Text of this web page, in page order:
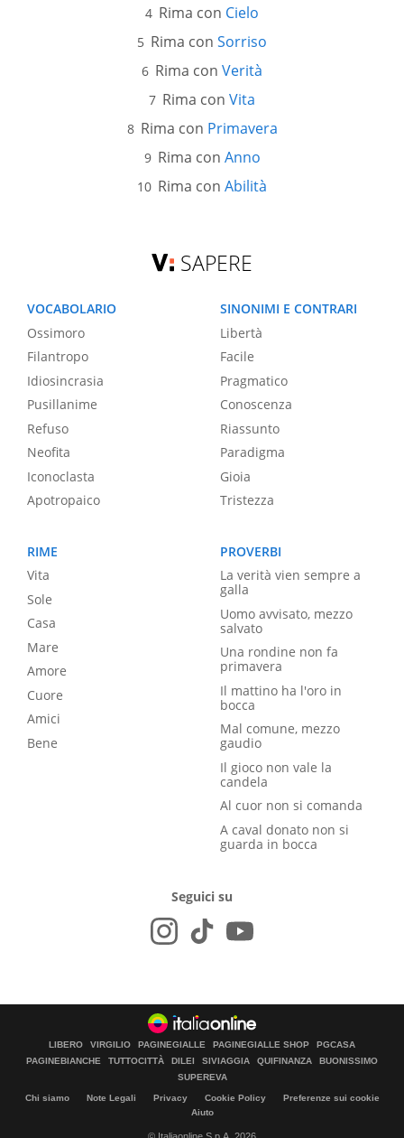
Rima con Cielo
Rima con Sorriso
Rima con Verità
Rima con Vita
Rima con Primavera
Rima con Anno
Rima con Abilità
SAPERE
VOCABOLARIO
Ossimoro
Filantropo
Idiosincrasia
Pusillanime
Refuso
Neofita
Iconoclasta
Apotropaico
SINONIMI E CONTRARI
Libertà
Facile
Pragmatico
Conoscenza
Riassunto
Paradigma
Gioia
Tristezza
RIME
Vita
Sole
Casa
Mare
Amore
Cuore
Amici
Bene
PROVERBI
La verità vien sempre a
galla
Uomo avvisato, mezzo
salvato
Una rondine non fa
primavera
Il mattino ha l'oro in
bocca
Mal comune, mezzo
gaudio
Il gioco non vale la
candela
Al cuor non si comanda
A caval donato non si
guarda in bocca
Seguici su
LIBERO VIRGILIO PAGINEGIALLE PAGINEGIALLE SHOP
PGCASA
PAGINEBIANCHE
TUTTOCITTÀ DILEI SIVIAGGIA QUIFINANZA
BUONISSIMO
SUPEREVA
Chi siamo Note Legali Privacy Cookie Policy
Preferenze sui cookie
Aiuto